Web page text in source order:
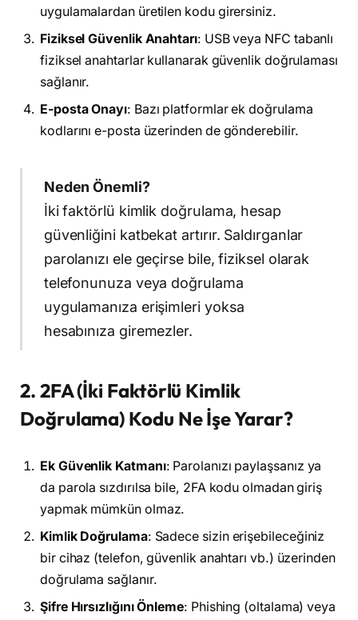
uygulamalardan üretilen kodu girersiniz.
Fiziksel Güvenlik Anahtarı: USB veya NFC tabanlı
fiziksel anahtarlar kullanarak güvenlik doğrulaması
sağlanır.
E-posta Onayı: Bazı platformlar ek doğrulama
kodlarını e-posta üzerinden de gönderebilir.
Neden Önemli?
İki faktörlü kimlik doğrulama, hesap
güvenliğini katbekat artırır. Saldırganlar
parolanızı ele geçirse bile, fiziksel olarak
telefonunuza veya doğrulama
uygulamanıza erişimleri yoksa
hesabınıza giremezler.
2. 2FA (İki Faktörlü Kimlik
Doğrulama) Kodu Ne İşe Yarar?
Ek Güvenlik Katmanı: Parolanızı paylaşsanız ya
da parola sızdırılsa bile, 2FA kodu olmadan giriş
yapmak mümkün olmaz.
Kimlik Doğrulama: Sadece sizin erişebileceğiniz
bir cihaz (telefon, güvenlik anahtarı vb.) üzerinden
doğrulama sağlanır.
Şifre Hırsızlığını Önleme: Phishing (oltalama) veya